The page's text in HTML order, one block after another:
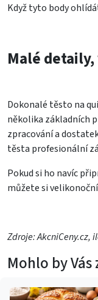
Když tyto body
Malé
Dokonalé těsto na
několika základních
zpracování a
těsta profesionální
Pokud si ho navíc
můžete si
Zdroje: AkcniCeny.cz,
Mohlo by